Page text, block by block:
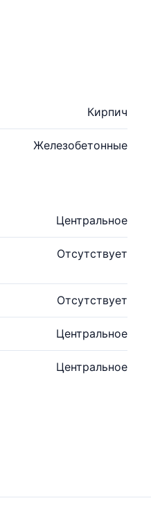
Кирпич
Железобетонные
Центральное
Отсутствует
Отсутствует
Центральное
Центральное